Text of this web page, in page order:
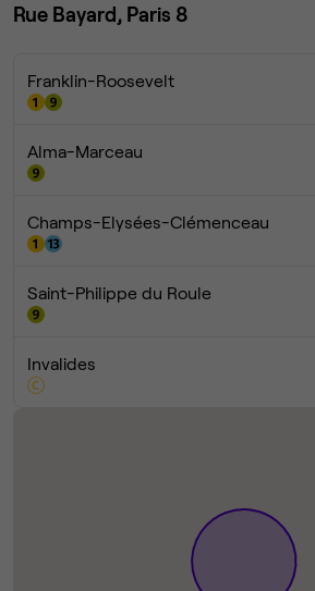
Rue Bayard, Paris 8
Franklin-Roosevelt
Alma-Marceau
Champs-Elysées-Clémenceau
Saint-Philippe du Roule
Invalides